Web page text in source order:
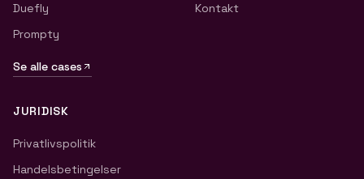
Duefly
Prompty
Se alle cases
Kontakt
JURIDISK
Privatlivspolitik
Handelsbetingelser